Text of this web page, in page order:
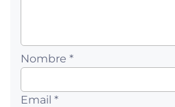
Nombre *
Email *